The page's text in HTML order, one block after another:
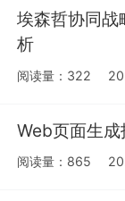
埃森哲协同战
析
阅读量：322
Web页面生
阅读量：865